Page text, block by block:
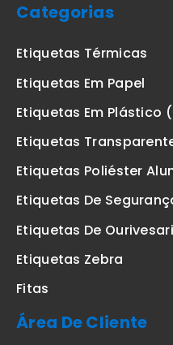
Categorias
Etiquetas Térmicas
Etiquetas Em Papel
Etiquetas Em Plástico
Etiquetas
Etiquetas Poliéster
Etiquetas De
Etiquetas De
Etiquetas Zebra
Fitas
Área De Cliente